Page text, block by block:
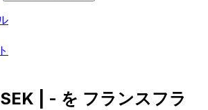
| - を フランスフラ